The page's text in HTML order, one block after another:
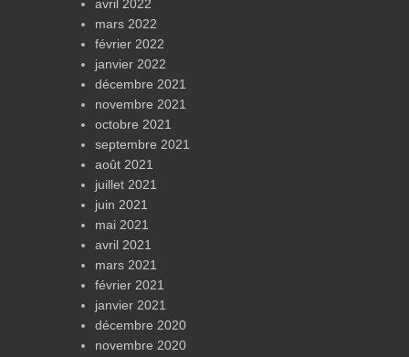
avril 2022
mars 2022
février 2022
janvier 2022
décembre 2021
novembre 2021
octobre 2021
septembre 2021
août 2021
juillet 2021
juin 2021
mai 2021
avril 2021
mars 2021
février 2021
janvier 2021
décembre 2020
novembre 2020